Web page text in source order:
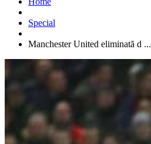
Special
Manchester United eliminată d ...